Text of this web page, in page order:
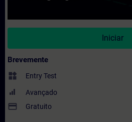
Iniciar
Brevemente
widgets Entry Test
Avançado
payment Gratuito